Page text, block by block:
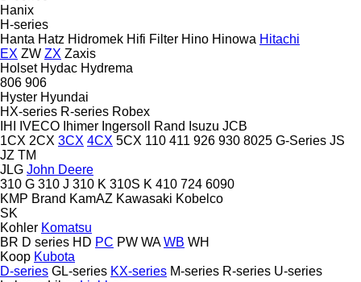
Hanix
H-series
Hanta Hatz Hidromek Hifi Filter Hino Hinowa Hitachi
EX ZW ZX Zaxis
Holset Hydac Hydrema
806 906
Hyster Hyundai
HX-series R-series Robex
IHI
IVECO Ihimer Ingersoll Rand Isuzu JCB
1CX 2CX 3CX 4CX 5CX 110 411 926 930 8025 G-Series JS
JZ TM
JLG John Deere
310 G 310 J 310 K 310S K 410 724 6090
KMP Brand KamAZ Kawasaki Kobelco
SK
Kohler Komatsu
BR D series HD PC PW WA WB WH
Koop Kubota
D-series GL-series KX-series M-series R-series U-series